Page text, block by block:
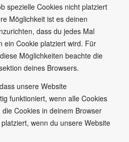
spezielle Cookies nicht platziert
Möglichkeit ist es deinen
dass du jedes Mal
ein Cookie platziert wird. Für
Möglichkeiten beachte die
deines Browsers.
unsere Website
funktioniert, wenn alle Cookies
Cookies in deinem Browser
wenn du unsere Website